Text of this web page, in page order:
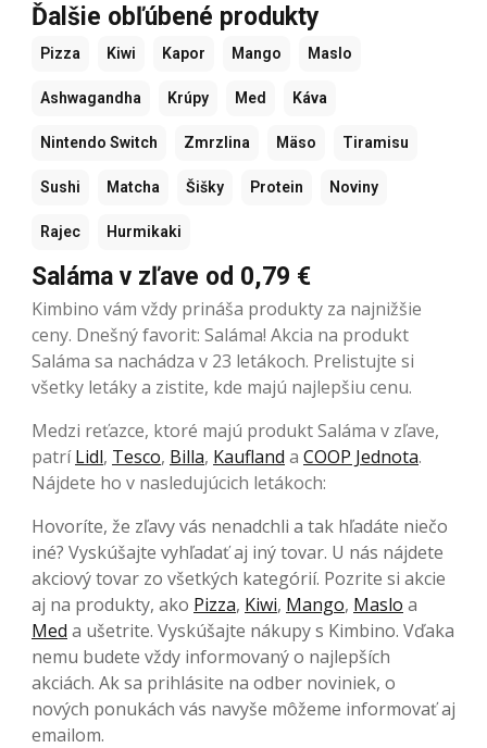
Ďalšie obľúbené produkty
Pizza Kiwi Kapor Mango Maslo
Ashwagandha Krúpy Med Káva
Nintendo Switch Zmrzlina Mäso Tiramisu
Sushi Matcha Šišky Protein Noviny
Rajec Hurmikaki
Saláma v zľave od 0,79 €
Kimbino vám vždy prináša produkty za najnižšie
ceny. Dnešný favorit: Saláma! Akcia na produkt
Saláma sa nachádza v 23 letákoch. Prelistujte si
všetky letáky a zistite, kde majú najlepšiu cenu.
Medzi reťazce, ktoré majú produkt Saláma v zľave,
patríLidl, Tesco, Billa, Kaufland a COOP Jednota.
Nájdete ho v nasledujúcich letákoch:
Hovoríte, že zľavy vás nenadchli a tak hľadáte niečo
iné? Vyskúšajte vyhľadať aj iný tovar. U nás nájdete
akciový tovar zo všetkých kategórií. Pozrite si akcie
aj na produkty, ako Pizza, Kiwi, Mango, Maslo a
Med a ušetrite. Vyskúšajte nákupy s Kimbino. Vďaka
nemu budete vždy informovaný o najlepších
akciách. Ak sa prihlásite na odber noviniek, o
nových ponukách vás navyše môžeme informovať aj
emailom.